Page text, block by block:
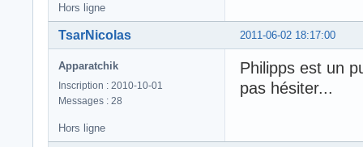
Hors ligne
2011-06-02 18:17:00
TsarNicolas
Apparatchik
Inscription : 2010-10-01
Messages : 28
Philipps est un
pas hésiter...
Hors ligne